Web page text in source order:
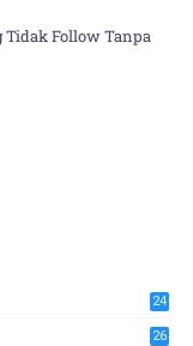
Follow Tanpa
24
26